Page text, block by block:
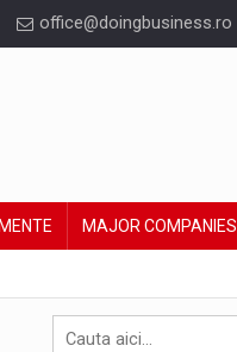
office@doingbusiness.ro
MAJOR COMPANIES